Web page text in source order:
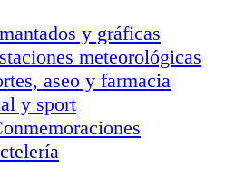
y gráficas
meteorológicas
aseo y farmacia
y sport